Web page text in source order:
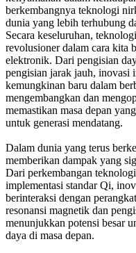
berkembangnya teknologi
dunia yang lebih terhubung
Secara keseluruhan,
revolusioner dalam cara kita
elektronik. Dari pengisian
pengisian jarak jauh, inovasi
kemungkinan baru dalam
mengembangkan dan
memastikan masa depan
untuk generasi mendatang.
Dalam dunia yang terus
memberikan dampak yang
Dari perkembangan
implementasi standar Qi,
berinteraksi dengan
resonansi magnetik dan
menunjukkan potensi besar
daya di masa depan.